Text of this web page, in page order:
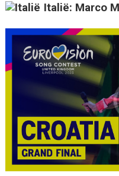
Italië: Marco